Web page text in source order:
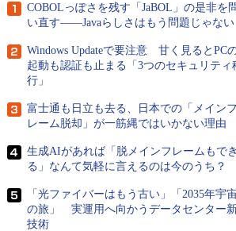
COBOLっぽさを残す「JaBOL」の是非を
い直す――Javaらしさはもう問題じゃない
Windows Updateで要注意 甘く見るとPC
起動も認証も止まる「3つのセキュリティ
行」
富士通も日立も去る、日本での「メインフ
レーム脱却」が一筋縄ではいかない理由
生成AIがあれば「脱メインフレームもでき
る」なんて気軽に言えるのは今のうち？
「光ファイバーはもう古い」「2035年宇
の旅」 実運用へ向かうデータセンター
技術